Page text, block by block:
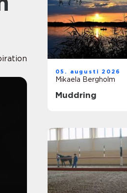
05. augusti 2026
Mikaela Bergholm
Muddring